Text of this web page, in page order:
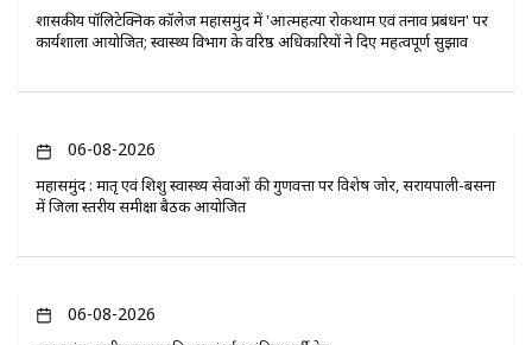
​शासकीय पॉलिटेक्निक कॉलेज महासमुंद में 'आत्महत्या रोकथाम एवं तनाव प्रबंधन' पर
कार्यशाला आयोजित; स्वास्थ्य विभाग के वरिष्ठ अधिकारियों ने दिए महत्वपूर्ण सुझाव
06-08-2026
महासमुंद : मातृ एवं शिशु स्वास्थ्य सेवाओं की गुणवत्ता पर विशेष जोर, सरायपाली-बसना
में जिला स्तरीय समीक्षा बैठक आयोजित
06-08-2026